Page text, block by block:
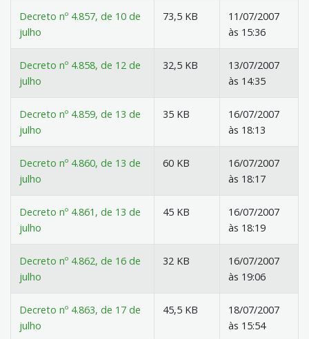
Decreto nº 4.857, de 10 de
julho
73,5 KB
11/07/2007
às 15:36
Decreto nº 4.858, de 12 de
julho
32,5 KB
13/07/2007
às 14:35
Decreto nº 4.859, de 13 de
julho
35 KB
16/07/2007
às 18:13
Decreto nº 4.860, de 13 de
julho
60 KB
16/07/2007
às 18:17
Decreto nº 4.861, de 13 de
julho
45 KB
16/07/2007
às 18:19
Decreto nº 4.862, de 16 de
julho
32 KB
16/07/2007
às 19:06
Decreto nº 4.863, de 17 de
julho
45,5 KB
18/07/2007
às 15:54